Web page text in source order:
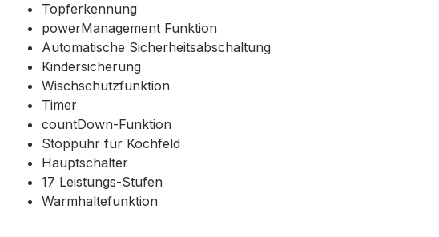
Topferkennung
powerManagement Funktion
Automatische Sicherheitsabschaltung
Kindersicherung
Wischschutzfunktion
Timer
countDown-Funktion
Stoppuhr für Kochfeld
Hauptschalter
17 Leistungs-Stufen
Warmhaltefunktion